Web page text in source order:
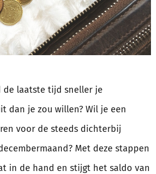
de laatste tijd sneller je
dan je zou willen? Wil je een
voor de steeds dichterbij
Met deze stappen
in de hand en stijgt het saldo van